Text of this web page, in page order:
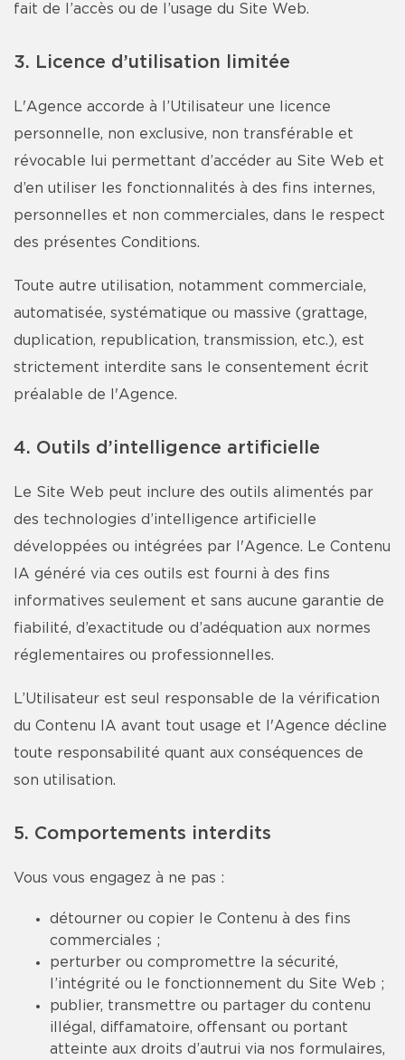
fait de l’accès ou de l’usage du Site Web.
3. Licence d’utilisation limitée
L'Agence accorde à l’Utilisateur une licence
personnelle, non exclusive, non transférable et
révocable lui permettant d’accéder au Site Web et
d’en utiliser les fonctionnalités à des fins internes,
personnelles et non commerciales, dans le respect
des présentes Conditions.
Toute autre utilisation, notamment commerciale,
automatisée, systématique ou massive (grattage,
duplication, republication, transmission, etc.), est
strictement interdite sans le consentement écrit
préalable de l'Agence.
4. Outils d’intelligence artificielle
Le Site Web peut inclure des outils alimentés par
des technologies d’intelligence artificielle
développées ou intégrées par l'Agence. Le Contenu
IA généré via ces outils est fourni à des fins
informatives seulement et sans aucune garantie de
fiabilité, d’exactitude ou d’adéquation aux normes
réglementaires ou professionnelles.
L’Utilisateur est seul responsable de la vérification
du Contenu IA avant tout usage et l'Agence décline
toute responsabilité quant aux conséquences de
son utilisation.
5. Comportements interdits
Vous vous engagez à ne pas :
détourner ou copier le Contenu à des fins
commerciales ;
perturber ou compromettre la sécurité,
l’intégrité ou le fonctionnement du Site Web ;
publier, transmettre ou partager du contenu
illégal, diffamatoire, offensant ou portant
atteinte aux droits d’autrui via nos formulaires,